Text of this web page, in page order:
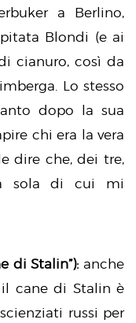
a Berlino,
Blondi (e ai
cianuro, così da
Lo stesso
dopo la sua
chi era la vera
dire che, dei tre,
sola di cui mi
di Stalin”): anche
il cane di Stalin è
russi per